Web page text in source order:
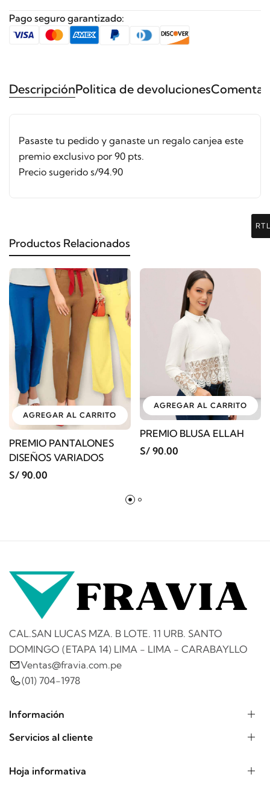
Pago seguro garantizado:
DescripciónPolitica de devoluciones
Pasaste tu pedido y ganaste un regalo canjea este
premio exclusivo por 90 pts.
Precio sugerido s/94.90
Productos Relacionados
AGREGAR AL CARRITO
PREMIO PANTALONES
DISEÑOS VARIADOS
S/ 90.00
AGREGAR AL CARRITO
PREMIO BLUSA ELLAH
S/ 90.00
CAL.SAN LUCAS MZA. B LOTE. 11 URB. SANTO
DOMINGO (ETAPA 14) LIMA - LIMA - CARABAYLLO
Ventas@fravia.com.pe
(01) 704-1978
Información
Servicios al cliente
Hoja informativa